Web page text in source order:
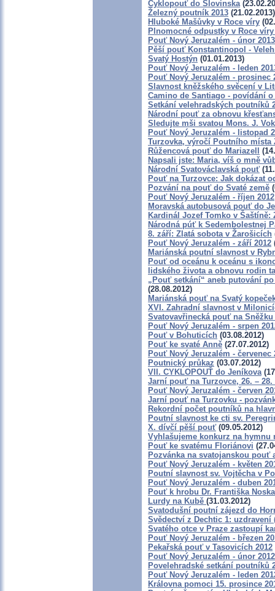
Cyklopouť do Slovinska
Železný poutník 2013 (21.02.2013)
Hluboké Mašůvky v Roce víry
Plnomocné odpustky v Roce
Pouť Nový Jeruzalém - únor 2013
Pěší pouť Konstantinopol -
Svatý Hostýn (01.01.2013)
Pouť Nový Jeruzalém - leden
Pouť Nový Jeruzalém - prosinec
Slavnost kněžského svěcení v
Camino de Santiago - povídání
Setkání velehradských poutníků
Národní pouť za obnovu
Sledujte mši svatou Mons. J.
Pouť Nový Jeruzalém - listopad
Turzovka, výročí Poutního místa
Růžencová pouť do Mariazell
Napsali jste: Maria, víš o mně
Národní Svatováclavská pouť
Pouť na Turzovce: Jak dokázat
Pozvání na pouť do Svaté země
Pouť Nový Jeruzalém - říjen 2012
Moravská autobusová pouť do
Kardinál Jozef Tomko v Šaštíně:
Národná púť k Sedembolestnej
8. září: Zlatá sobota v Žarošicích
Pouť Nový Jeruzalém - září 2012
Mariánská poutní slavnost v
Pouť od oceánu k oceánu s
lidského života a obnovu rodin
„Pouť setkání“ aneb putování
(28.08.2012)
Mariánská pouť na Svatý
XVI. Zahradní slavnost v
Svatovavřinecká pouť na Sněžku
Pouť Nový Jeruzalém - srpen
Pouť v Bohuticích (03.08.2012)
Pouť ke svaté Anně (27.07.2012)
Pouť Nový Jeruzalém - červenec
Poutnický průkaz (03.07.2012)
VII. CYKLOPOUŤ do Jeníkova
Jarní pouť na Turzovce, 26. – 28.
Pouť Nový Jeruzalém - červen
Jarní pouť na Turzovku -
Rekordní počet poutníků na
Poutní slavnost ke cti sv.
X. dívčí pěší pouť(09.05.2012)
Vyhlašujeme konkurz na hymnu
Pouť ke svatému Floriánovi
Pozvánka na svatojanskou pouť
Pouť Nový Jeruzalém - květen
Poutní slavnost sv. Vojtěcha v
Pouť Nový Jeruzalém - duben
Pouť k hrobu Dr. Františka
Lurdy na Kubě (31.03.2012)
Svatodušní poutní zájezd do
Svědectví z Dechtic 1: uzdravení
Svatého otce v Praze zastoupí
Pouť Nový Jeruzalém - březen
Pekařská pouť v Tasovicích 2012
Pouť Nový Jeruzalém - únor 2012
Povelehradské setkání poutníků
Pouť Nový Jeruzalém - leden
Královna pomoci 15. prosince